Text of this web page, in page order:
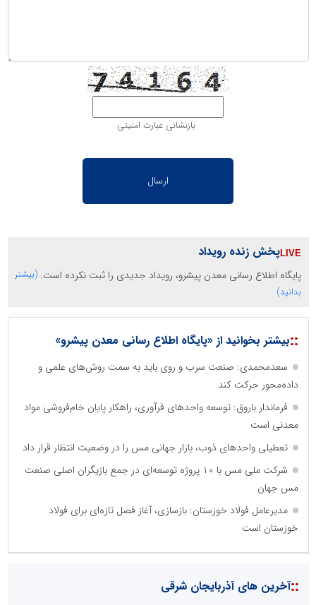
بازنشانی عبارت امنیتی
پخش زنده رویداد
پایگاه اطلاع رسانی معدن پیشرو، رویداد جدیدی را ثبت نکرده است. (بیشتر
بدانید)
::بیشتر بخوانید از «پایگاه اطلاع رسانی معدن پیشرو»
سعدمحمدی: صنعت سرب و روی باید به سمت روش‌های علمی و
داده‌محور حرکت کند
فرماندار باروق: توسعه واحدهای فرآوری، راهکار پایان خام‌فروشی مواد
معدنی است
تعطیلی واحدهای ذوب، بازار جهانی مس را در وضعیت انتظار قرار داد
شرکت ملی مس با ۱۰ پروژه توسعه‌ای در جمع بازیگران اصلی صنعت
مس جهان
مدیرعامل فولاد خوزستان: بازسازی، آغاز فصل تازه‌ای برای فولاد
خوزستان است
::آخرین های آذربایجان شرقی